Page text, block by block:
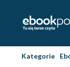
Kategorie